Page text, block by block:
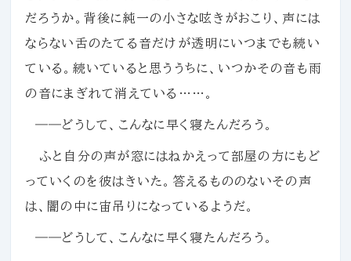
だろうか。背後に純一の小さな呟きがおこり、声には
ならない舌のたてる音だけが透明にいつまでも続い
ている。続いていると思ううちに、いつかその音も雨
の音にまぎれて消えている……。
――どうして、こんなに早く寝たんだろう。
ふと自分の声が窓にはねかえって部屋の方にもど
っていくのを彼はきいた。答えるもののないその声
は、闇の中に宙吊りになっているようだ。
――どうして、こんなに早く寝たんだろう。